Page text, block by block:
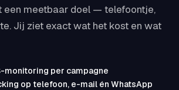
een meetbaar doel — telefoontje,
Jij ziet exact wat het kost en wat
monitoring per campagne
op telefoon, e-mail én WhatsApp